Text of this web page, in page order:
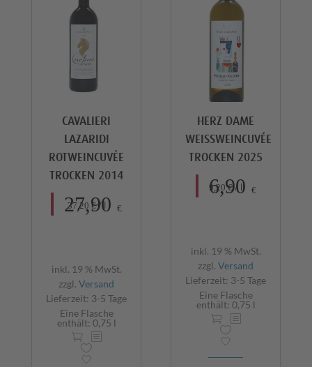
CAVALIERI
LAZARIDI
ROTWEINCUVÉE
TROCKEN 2014
27,90 €
37,20 €/l
inkl. 19 % MwSt.
zzgl. Versand
Lieferzeit: 3-5 Tage
Eine Flasche
enthält: 0,75 l
HERZ DAME
WEISSWEINCUVÉE
TROCKEN 2025
6,90 €
9,20€/ l
inkl. 19 % MwSt.
zzgl. Versand
Lieferzeit: 3-5 Tage
Eine Flasche
enthält: 0,75 l